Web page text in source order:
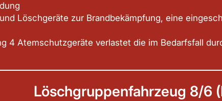
Löschgeräte zur Brandbekämpfung, eine
4 Atemschutzgeräte verlastet die im Bedarfsfall
Löschgruppenfahrzeug 8/6